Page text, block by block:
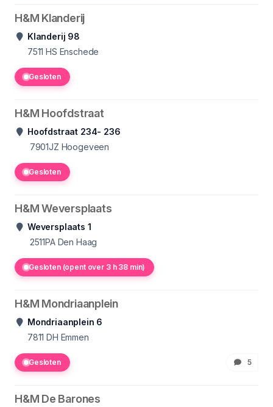
H&M Klanderij
Klanderij 98
7511 HS Enschede
Gesloten
H&M Hoofdstraat
Hoofdstraat 234- 236
7901JZ Hoogeveen
Gesloten
H&M Weversplaats
Weversplaats 1
2511PA Den Haag
Gesloten (opent over 3 h 38 min)
H&M Mondriaanplein
Mondriaanplein 6
7811 DH Emmen
Gesloten 5
H&M De Barones